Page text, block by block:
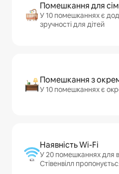
Помешкання для
У 10 помешканнях є
зручності для дітей
Помешкання з
У 10 помешканнях є
Наявність Wi-Fi
У 20 помешканнях для
Стівенвілл